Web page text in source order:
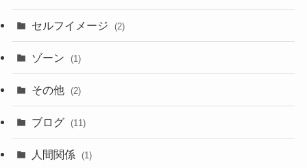
セルフイメージ (2)
ゾーン (1)
その他 (2)
ブログ (11)
人間関係 (1)